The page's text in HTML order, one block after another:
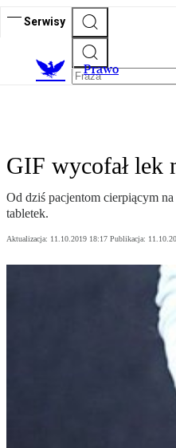
Serwisy
Prawo
GIF wycofał lek
Od dziś pacjentom cierpiącym
tabletek.
Aktualizacja: 11.10.2019 18:17 Publikacja: